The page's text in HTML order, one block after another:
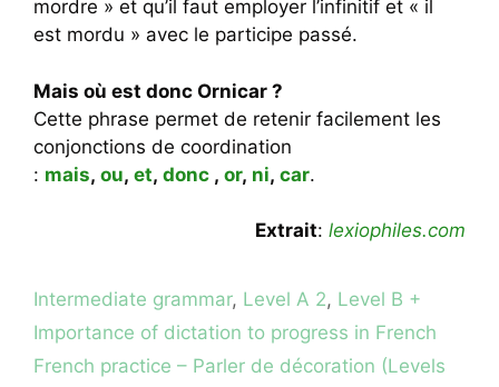
mordre » et qu’il faut employer l’infinitif et « il
est mordu » avec le participe passé.
Mais où est donc Ornicar ?
Cette phrase permet de retenir facilement les
conjonctions de coordination
: mais, ou, et, donc , or, ni, car.
Extrait: lexiophiles.com
Categories
Intermediate grammar, Level A 2, Level B +
Importance of dictation to progress in French
French practice – Parler de décoration (Levels